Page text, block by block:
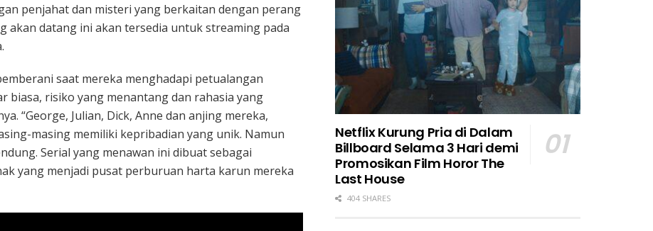
penjahat dan misteri yang berkaitan dengan perang
akan datang ini akan tersedia untuk streaming pada
saat mereka menghadapi petualangan
biasa, risiko yang menantang dan rahasia yang
“George, Julian, Dick, Anne dan anjing mereka,
masing memiliki kepribadian yang unik. Namun
Serial yang menawan ini dibuat sebagai
yang menjadi pusat perburuan harta karun mereka
Netflix Kurung Pria di Dalam
Billboard Selama 3 Hari demi
Promosikan Film Horor The
Last House
404 SHARES